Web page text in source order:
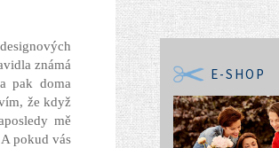
známá
pak doma
že když
mě
pokud vás
E-SHOP